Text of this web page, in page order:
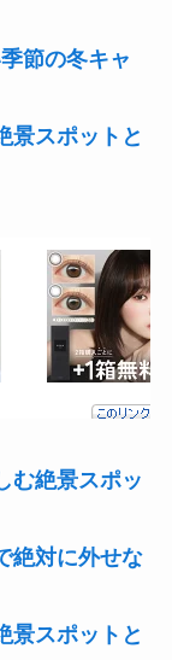
節の冬キャ
景スポットと
む絶景スポッ
絶対に外せな
景スポットと